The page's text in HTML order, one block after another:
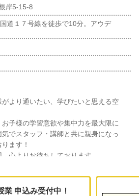
岸5-15-8
道１７号線を徒歩で10分。アウデ
より通いたい、学びたいと思える空
子様の学習意欲や集中力を最大限に
でスタッフ・講師と共に親身になっ
ます！
心よりお待ちしております。
業 申込み受付中！